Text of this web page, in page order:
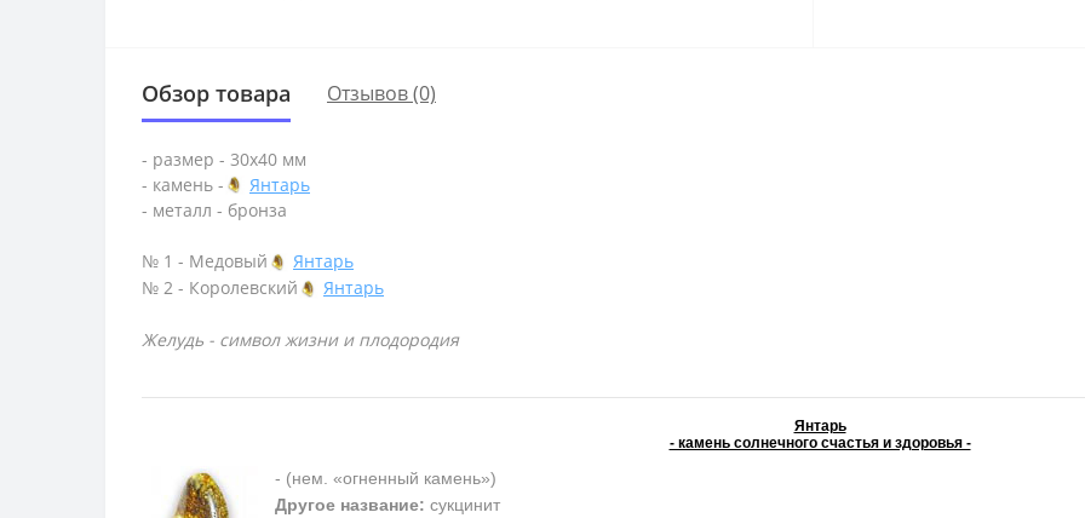
Обзор товара Отзывов (0)
- размер - 30х40 мм
- камень -
Янтарь
- металл - бронза
№ 1 - Медовый
Янтарь
№ 2 - Королевский
Янтарь
Желудь - символ жизни и плодородия
Янтарь
- камень солнечного счастья и здоровья -
- (нем. «огненный камень»)
Другое название: сукцинит